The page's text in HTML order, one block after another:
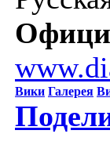
Вики Галерея